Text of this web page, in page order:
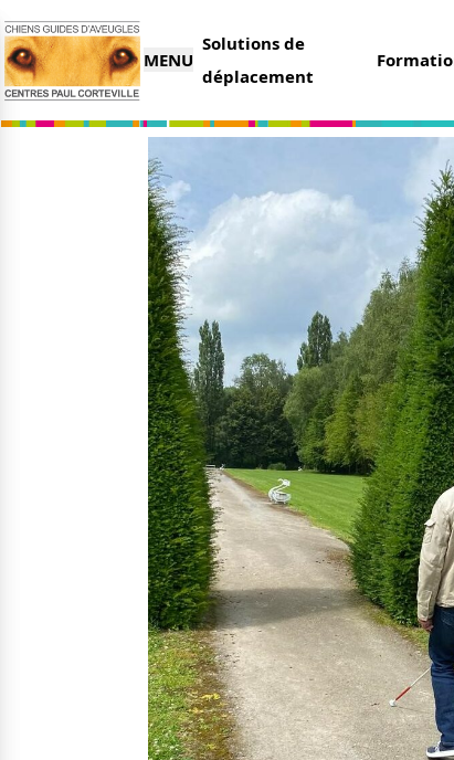
MENU
Solutions de
déplacement
L’association
Qui sommes-nous ?
Nos partenaires
Nos centres
Actualités
Nos remises
Nos dernières actus
Le magazine du donateur
Nos solutions
Le chien guide d’aveugle
La canne blanche électronique
Le Bemob
Formation & Rééducation fonctionnelle
Formation
Rééducation fonctionnelle